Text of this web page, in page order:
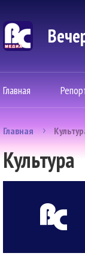
Главная
Главная
Культура